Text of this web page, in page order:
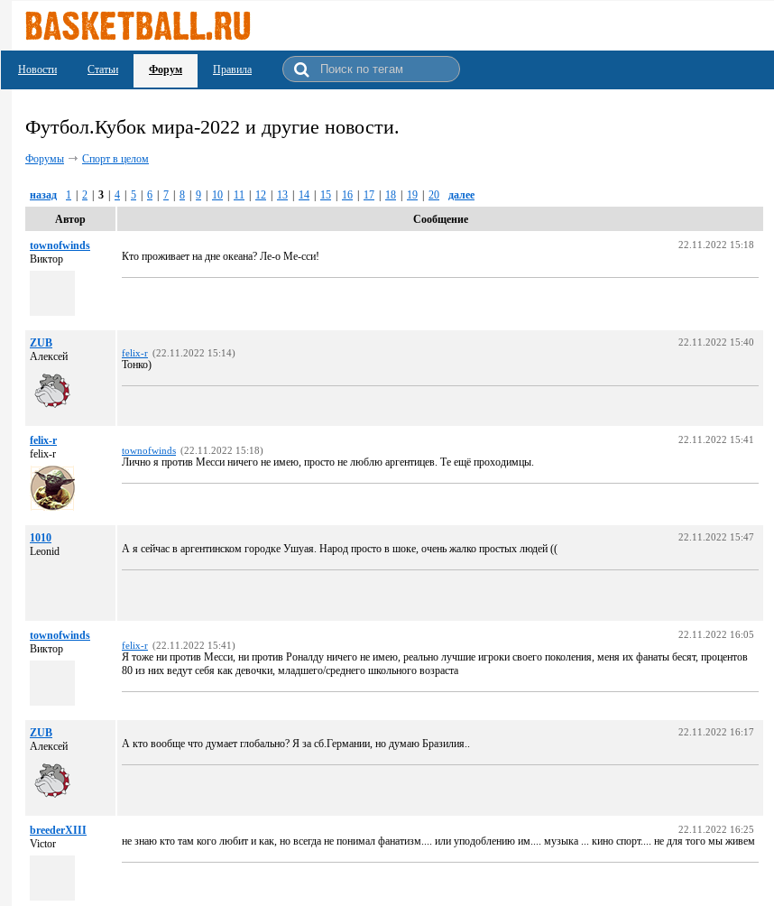
Новости Статьи Форум Правила
Футбол.Кубок мира-2022 и другие новости.
Форумы Спорт в целом
назад 1 2 3 4 5 6 7 8 9 10 11 12 13 14 15 16 17 18 19 20
далее
Автор
Сообщение
townofwinds
Виктор
22.11.2022 15:18
Кто проживает на дне океана? Ле-о Ме-сси!
ZUB
Алексей
22.11.2022 15:40
felix-r (22.11.2022 15:14)
Тонко)
felix-r
felix-r
22.11.2022 15:41
townofwinds (22.11.2022 15:18)
Лично я против Месси ничего не имею, просто не люблю аргентицев. Те ещё проходимцы.
1010
Leonid
22.11.2022 15:47
А я сейчас в аргентинском городке Ушуая. Народ просто в шоке, очень жалко простых людей ((
townofwinds
Виктор
22.11.2022 16:05
felix-r (22.11.2022 15:41)
Я тоже ни против Месси, ни против Роналду ничего не имею, реально лучшие игроки своего поколения, меня их фанаты бесят, процентов
80 из них ведут себя как девочки, младшего/среднего школьного возраста
ZUB
Алексей
22.11.2022 16:17
А кто вообще что думает глобально? Я за сб.Германии, но думаю Бразилия..
breederXIII
Victor
22.11.2022 16:25
не знаю кто там кого любит и как, но всегда не понимал фанатизм.... или уподоблению им.... музыка ... кино спорт.... не для того мы живем